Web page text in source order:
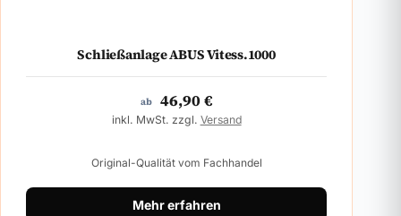
Schließanlage ABUS Vitess.1000
ab 46,90€
inkl. MwSt. zzgl. Versand
Original-Qualität vom Fachhandel
Mehr erfahren